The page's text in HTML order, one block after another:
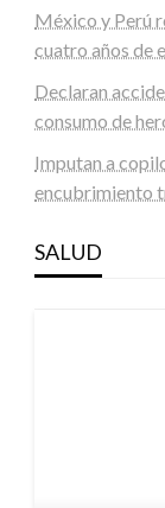
México y Perú
cuatro años de
Declaran
consumo de
Imputan a
encubrimiento
SALUD